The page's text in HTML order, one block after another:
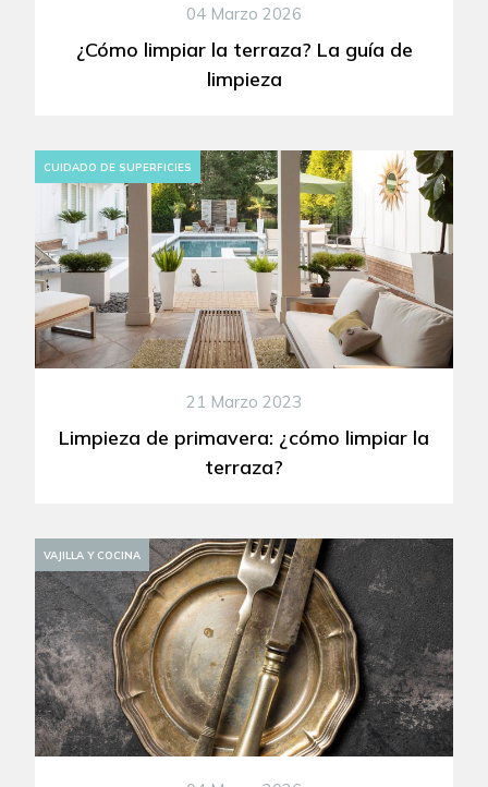
04 Marzo 2026
¿Cómo limpiar la terraza? La guía de
limpieza
CUIDADO DE SUPERFICIES
21 Marzo 2023
Limpieza de primavera: ¿cómo limpiar la
terraza?
DECORACIÓN
VAJILLA Y COCINA